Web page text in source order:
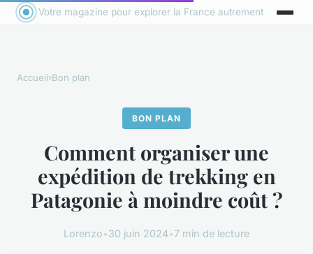
Votre magazine pour explorer la France autrement
Accueil›Bon plan
BON PLAN
Comment organiser une
expédition de trekking en
Patagonie à moindre coût ?
Lorenzo•30 juin 2024•7 min de lecture